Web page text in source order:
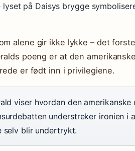
lyset på Daisys brygge
alene gir ikke lykke – det
poeng er at den
er født inn i privilegiene.
viser hvordan den
understreker ironien i
selv blir undertrykt.